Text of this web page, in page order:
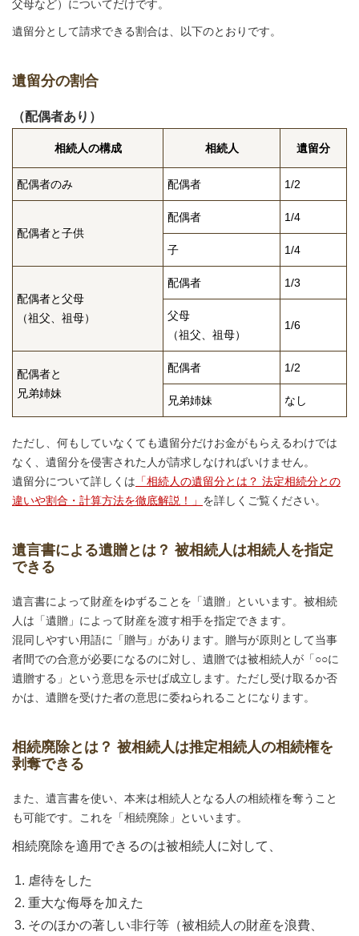
父母など）についてだけです。
遺留分として請求できる割合は、以下のとおりです。
遺留分の割合
（配偶者あり）
相続人の構成 相続人 遺留分
配偶者のみ 配偶者 1/2
配偶者と子供
配偶者 1/4
子 1/4
配偶者と父母
（祖父、祖母）
配偶者 1/3
父母
（祖父、祖母）
1/6
配偶者と
兄弟姉妹
配偶者 1/2
兄弟姉妹 なし
ただし、何もしていなくても遺留分だけお金がもらえるわけでは
なく、遺留分を侵害された人が請求しなければいけません。
遺留分について詳しくは 「相続人の遺留分とは？ 法定相続分との
違いや割合・計算方法を徹底解説！」 を詳しくご覧ください。
遺言書による遺贈とは？ 被相続人は相続人を指定
できる
遺言書によって財産をゆずることを「遺贈」といいます。被相続
人は「遺贈」によって財産を渡す相手を指定できます。
混同しやすい用語に「贈与」があります。贈与が原則として当事
者間での合意が必要になるのに対し、遺贈では被相続人が「○○に
遺贈する」という意思を示せば成立します。ただし受け取るか否
かは、遺贈を受けた者の意思に委ねられることになります。
相続廃除とは？ 被相続人は推定相続人の相続権を
剥奪できる
また、遺言書を使い、本来は相続人となる人の相続権を奪うこと
も可能です。これを「相続廃除」といいます。
相続廃除を適用できるのは被相続人に対して、
虐待をした
重大な侮辱を加えた
そのほかの著しい非行等（被相続人の財産を浪費、